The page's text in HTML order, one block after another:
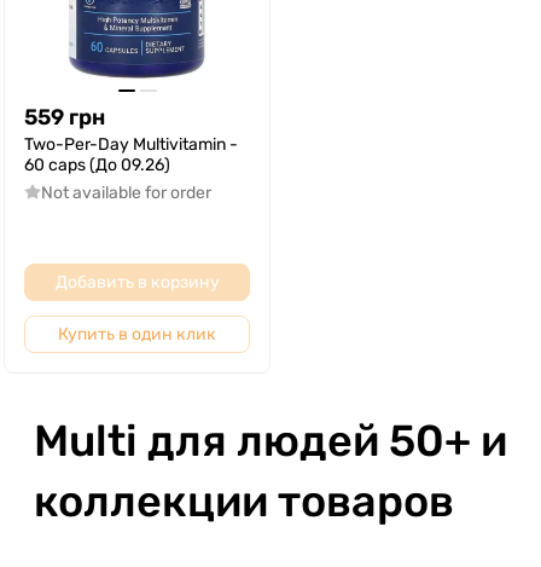
559 грн
Two-Per-Day Multivitamin -
60 caps (До 09.26)
Not available for order
Добавить в корзину
Купить в один клик
Multi для людей 50+ и
коллекции товаров